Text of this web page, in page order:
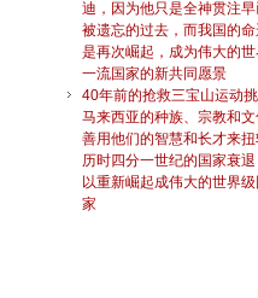
迪，因为他只是全神贯注
被遗忘的过去，而我国的
是再次崛起，成为伟大的
一流国家的新共同愿景
40年前的抢救三宝山运动
马来西亚的种族、宗教和
善用他们的智慧和长才来
历时四分一世纪的国家衰退
以重新崛起成伟大的世界级
家